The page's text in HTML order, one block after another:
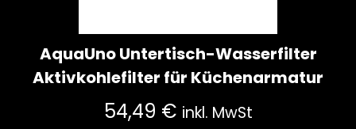
AquaUno Untertisch-Wasserfilter
Aktivkohlefilter für Küchenarmatur
54,49 € inkl. MwSt